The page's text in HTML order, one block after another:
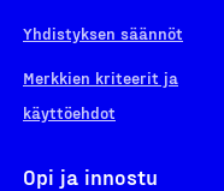
Yhdistyksen säännöt
Merkkien kriteerit ja
käyttöehdot
Opi ja innostu